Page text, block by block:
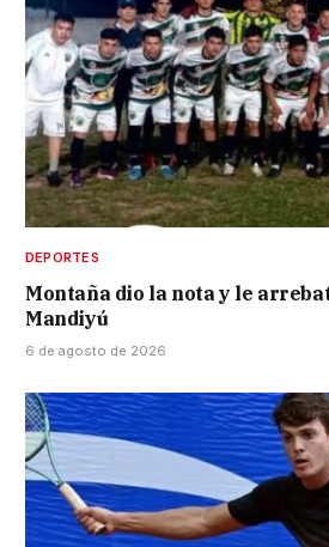
DEPORTES
Montaña dio la nota y le
Mandiyú
6 de agosto de 2026